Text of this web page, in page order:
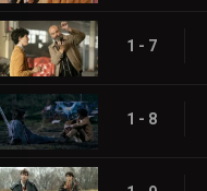
1 - 7
1 - 8